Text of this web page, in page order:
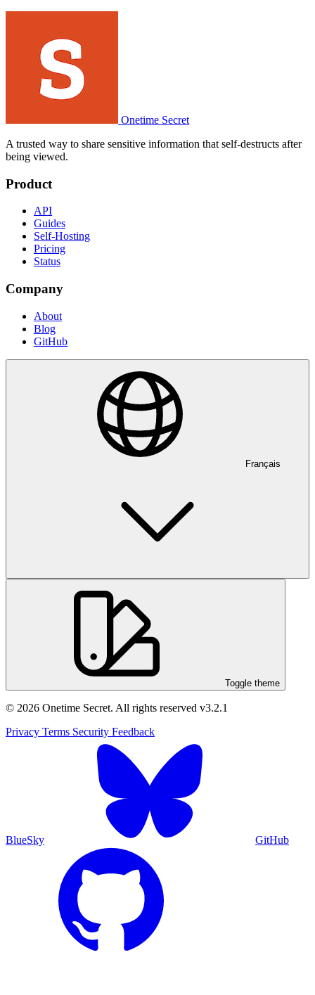
Onetime Secret
A trusted way to share sensitive information that self-destructs after
being viewed.
Product
API
Guides
Self-Hosting
Pricing
Status
Company
About
Blog
GitHub
Français
Toggle theme
© 2026 Onetime Secret. All rights reserved v3.2.1
Privacy Terms Security Feedback
BlueSky GitHub